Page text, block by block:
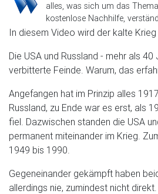
alles, was sich um das
kostenlose Nachhilfe,
In diesem Video wird der kalte
Die USA und Russland - mehr als
verbitterte Feinde. Warum, das
Angefangen hat im Prinzip alles
Russland, zu Ende war es erst, als
fiel. Dazwischen standen die USA
permanent miteinander im Krieg.
1949 bis 1990.
Gegeneinander gekämpft haben
allerdings nie, zumindest nicht